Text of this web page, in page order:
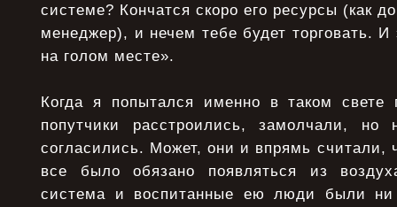
системе? Кончатся скоро его ресурсы (как
менеджер), и нечем тебе будет торговать. И
на голом месте».
Когда я попытался именно в таком свете
попутчики расстроились, замолчали,
согласились. Может, они и впрямь считали,
все было обязано появляться из
система и воспитанные ею люди были